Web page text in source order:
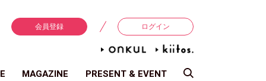
会員登録 ログイン
MAGAZINE PRESENT & EVENT